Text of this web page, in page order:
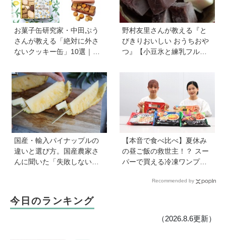
お菓子缶研究家・中田ぷう
さんが教える「絶対に外さ
ないクッキー缶」10選｜マ
自分へのご褒美に！
野村友里さんが教える『と
びきりおいしい おうちおや
つ』【小豆氷と練乳フルー
り！ 小学生でもお手伝いで
国産・輸入パイナップルの
違いと選び方。国産農家さ
んに聞いた「失敗しない見
【本音で食べ比べ】夏休み
の昼ご飯の救世主！？ スー
パーで買える冷凍ワンプレ
Recommended by
今日のランキング
（2026.8.6更新）